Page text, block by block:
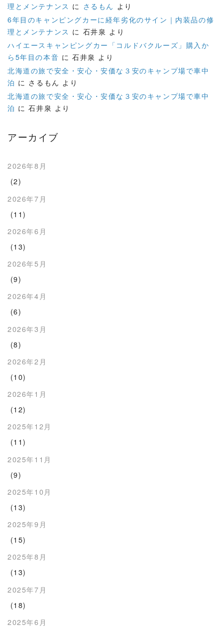
理とメンテナンス に さるもん より
6年目のキャンピングカーに経年劣化のサイン｜内装品の修
理とメンテナンス に 石井泉 より
ハイエースキャンピングカー「コルドバクルーズ」購入か
ら5年目の本音 に石井泉 より
北海道の旅で安全・安心・安価な３安のキャンプ場で車中
泊 に さるもん より
北海道の旅で安全・安心・安価な３安のキャンプ場で車中
泊 に石井泉 より
アーカイブ
2026年8月
(2)
2026年7月
(11)
2026年6月
(13)
2026年5月
(9)
2026年4月
(6)
2026年3月
(8)
2026年2月
(10)
2026年1月
(12)
2025年12月
(11)
2025年11月
(9)
2025年10月
(13)
2025年9月
(15)
2025年8月
(13)
2025年7月
(18)
2025年6月